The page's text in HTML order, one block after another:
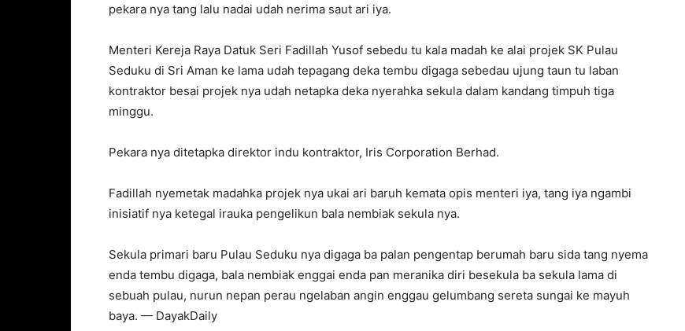
pekara nya tang lalu nadai udah nerima saut ari iya.
Menteri Kereja Raya Datuk Seri Fadillah Yusof sebedu tu kala madah ke alai projek SK Pulau
Seduku di Sri Aman ke lama udah tepagang deka tembu digaga sebedau ujung taun tu laban
kontraktor besai projek nya udah netapka deka nyerahka sekula dalam kandang timpuh tiga
minggu.
Pekara nya ditetapka direktor indu kontraktor, Iris Corporation Berhad.
Fadillah nyemetak madahka projek nya ukai ari baruh kemata opis menteri iya, tang iya ngambi
inisiatif nya ketegal irauka pengelikun bala nembiak sekula nya.
Sekula primari baru Pulau Seduku nya digaga ba palan pengentap berumah baru sida tang nyema
enda tembu digaga, bala nembiak enggai enda pan meranika diri besekula ba sekula lama di
sebuah pulau, nurun nepan perau ngelaban angin enggau gelumbang sereta sungai ke mayuh
baya. — DayakDaily